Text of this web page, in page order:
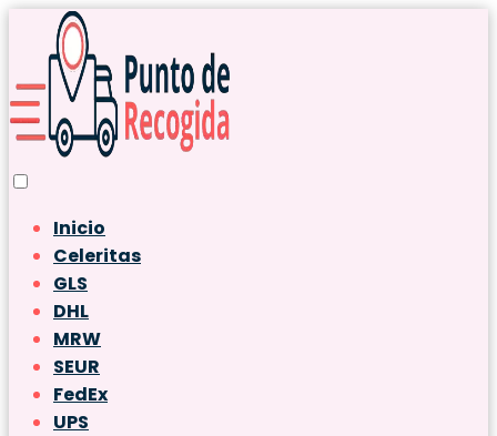
Inicio
Celeritas
GLS
DHL
MRW
SEUR
FedEx
UPS